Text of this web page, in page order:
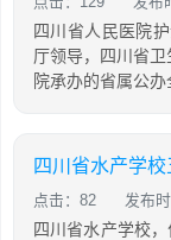
四川省人民医院
厅领导，四川省
院承办的省属公
点击：82 发布
四川省水产学校